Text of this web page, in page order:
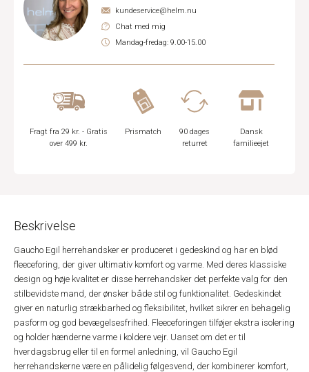
kundeservice@helm.nu
Chat med mig
Mandag-fredag: 9.00-15.00
Fragt fra 29 kr. - Gratis
over 499 kr.
Prismatch
90 dages
returret
Dansk
familieejet
Beskrivelse
Gaucho Egil herrehandsker er produceret i gedeskind og har en blød
fleeceforing, der giver ultimativ komfort og varme. Med deres klassiske
design og høje kvalitet er disse herrehandsker det perfekte valg for den
stilbevidste mand, der ønsker både stil og funktionalitet. Gedeskindet
giver en naturlig strækbarhed og fleksibilitet, hvilket sikrer en behagelig
pasform og god bevægelsesfrihed. Fleeceforingen tilføjer ekstra isolering
og holder hænderne varme i koldere vejr. Uanset om det er til
hverdagsbrug eller til en formel anledning, vil Gaucho Egil
herrehandskerne være en pålidelig følgesvend, der kombinerer komfort,